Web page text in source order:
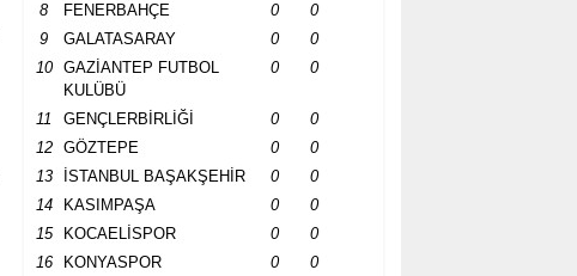
8
FENERBAHÇE 0
0
9
GALATASARAY 0
0
10
GAZİANTEP FUTBOL
KULÜBÜ
0 0
11 GENÇLERBİRLİĞİ 0
0
12
GÖZTEPE 0
0
13
İSTANBUL BAŞAKŞEHİR 0
0
14
KASIMPAŞA 0
0
15
KOCAELİSPOR 0
0
16
KONYASPOR 0
0